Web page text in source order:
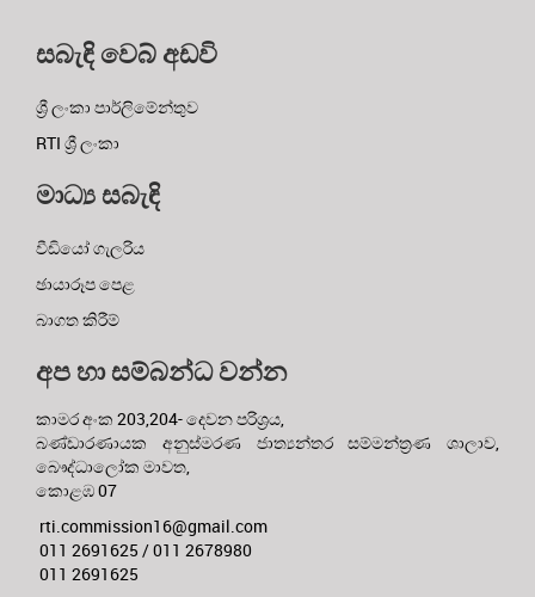
සබැඳි වෙබ් අඩවි
ශ්‍රී ලංකා පාර්ලිමේන්තුව
RTI ශ්‍රී ලංකා
මාධ්‍ය සබැඳි
වීඩියෝ ගැලරිය
ඡායාරූප පෙළ
බාගත කිරීම්
අප හා සම්බන්ධ වන්න
කාමර අංක 203,204- දෙවන පරිශ්‍රය,
බණ්ඩාරණායක අනුස්මරණ ජාත්‍යන්තර සම්මන්ත්‍රණ ශාලාව,
බෞද්ධාලෝක මාවත,
කොළඹ 07
rti.commission16@gmail.com
011 2691625 / 011 2678980
011 2691625